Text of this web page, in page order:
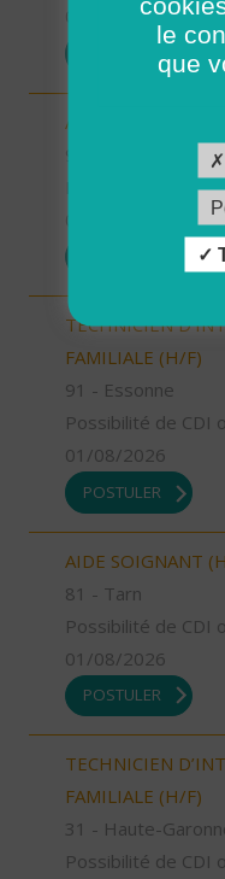
01/08/2026
AUXILIAIRE DE VIE
92 - Hauts-de-
Possibilité de CDI
TECHNICIEN
FAMILIALE (H/F)
91 - Essonne
Possibilité de CDI
01/08/2026
POSTULER
AIDE SOIGNANT
81 - Tarn
Possibilité de CDI
01/08/2026
POSTULER
TECHNICIEN
FAMILIALE (H/F)
31 - Haute-
Possibilité de CDI
le
que